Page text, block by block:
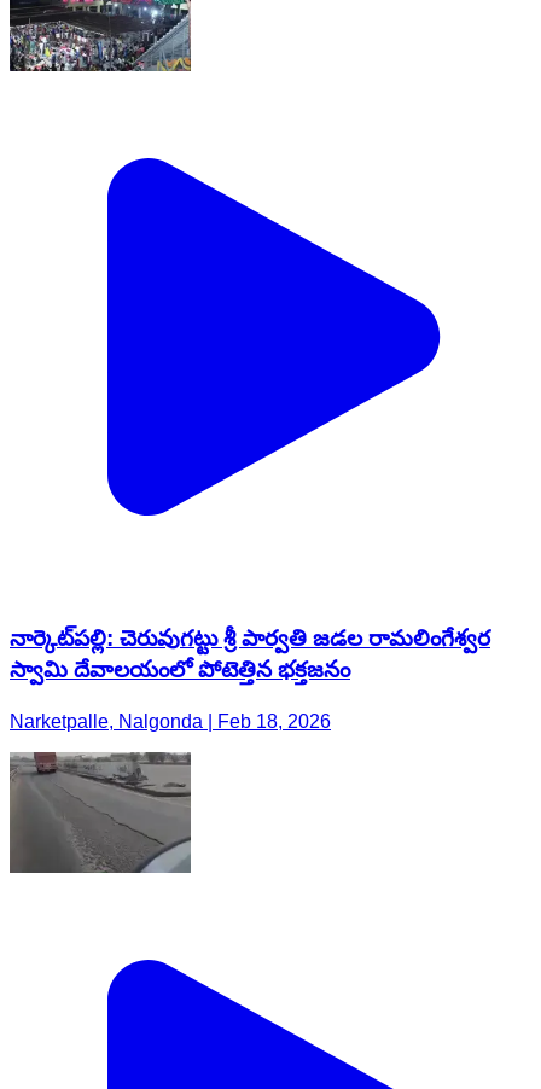
నార్కెట్​పల్లి: చెరువుగట్టు శ్రీ పార్వతి జడల రామలింగేశ్వర
స్వామి దేవాలయంలో పోటెత్తిన భక్తజనం
Narketpalle, Nalgonda | Feb 18, 2026